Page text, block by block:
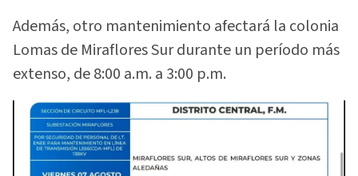
Además, otro mantenimiento afectará la colonia
Lomas de Miraflores Sur durante un período más
extenso, de 8:00 a.m. a 3:00 p.m.